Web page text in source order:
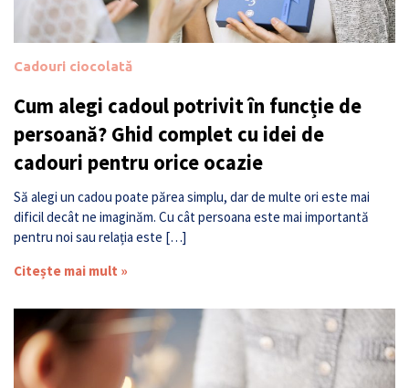
Cadouri ciocolată
Cum alegi cadoul potrivit în funcție de
persoană? Ghid complet cu idei de
cadouri pentru orice ocazie
Să alegi un cadou poate părea simplu, dar de multe ori este mai
dificil decât ne imaginăm. Cu cât persoana este mai importantă
pentru noi sau relația este […]
Citește mai mult »